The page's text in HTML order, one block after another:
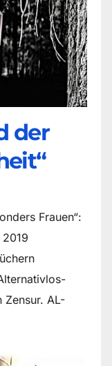
der
Frauen“:
Zensur. AL-